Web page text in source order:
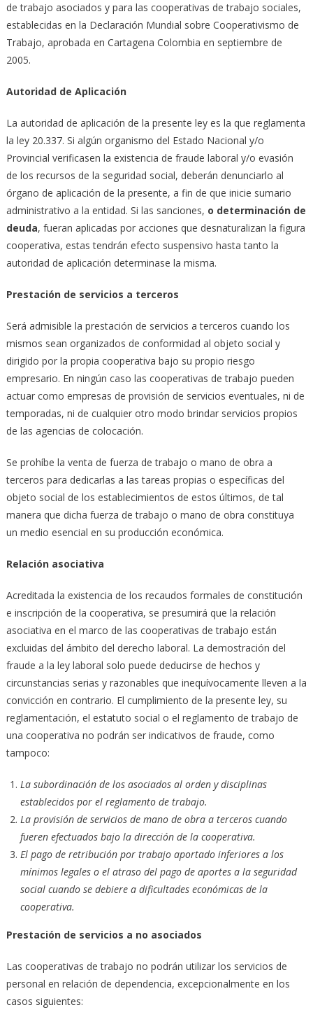
de trabajo asociados y para las cooperativas de trabajo sociales,
establecidas en la Declaración Mundial sobre Cooperativismo de
Trabajo, aprobada en Cartagena Colombia en septiembre de
2005.
Autoridad de Aplicación
La autoridad de aplicación de la presente ley es la que reglamenta
la ley 20.337. Si algún organismo del Estado Nacional y/o
Provincial verificasen la existencia de fraude laboral y/o evasión
de los recursos de la seguridad social, deberán denunciarlo al
órgano de aplicación de la presente, a fin de que inicie sumario
administrativo a la entidad. Si las sanciones, o determinación de
deuda, fueran aplicadas por acciones que desnaturalizan la figura
cooperativa, estas tendrán efecto suspensivo hasta tanto la
autoridad de aplicación determinase la misma.
Prestación de servicios a terceros
Será admisible la prestación de servicios a terceros cuando los
mismos sean organizados de conformidad al objeto social y
dirigido por la propia cooperativa bajo su propio riesgo
empresario. En ningún caso las cooperativas de trabajo pueden
actuar como empresas de provisión de servicios eventuales, ni de
temporadas, ni de cualquier otro modo brindar servicios propios
de las agencias de colocación.
Se prohíbe la venta de fuerza de trabajo o mano de obra a
terceros para dedicarlas a las tareas propias o específicas del
objeto social de los establecimientos de estos últimos, de tal
manera que dicha fuerza de trabajo o mano de obra constituya
un medio esencial en su producción económica.
Relación asociativa
Acreditada la existencia de los recaudos formales de constitución
e inscripción de la cooperativa, se presumirá que la relación
asociativa en el marco de las cooperativas de trabajo están
excluidas del ámbito del derecho laboral. La demostración del
fraude a la ley laboral solo puede deducirse de hechos y
circunstancias serias y razonables que inequívocamente lleven a la
convicción en contrario. El cumplimiento de la presente ley, su
reglamentación, el estatuto social o el reglamento de trabajo de
una cooperativa no podrán ser indicativos de fraude, como
tampoco:
La subordinación de los asociados al orden y disciplinas
establecidos por el reglamento de trabajo.
La provisión de servicios de mano de obra a terceros cuando
fueren efectuados bajo la dirección de la cooperativa.
El pago de retribución por trabajo aportado inferiores a los
mínimos legales o el atraso del pago de aportes a la seguridad
social cuando se debiere a dificultades económicas de la
cooperativa.
Prestación de servicios a no asociados
Las cooperativas de trabajo no podrán utilizar los servicios de
personal en relación de dependencia, excepcionalmente en los
casos siguientes: